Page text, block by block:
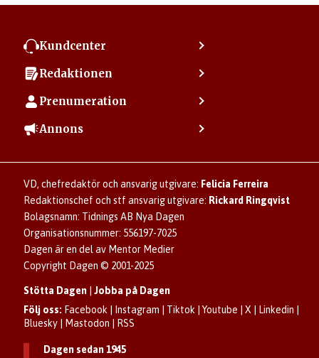
Kundcenter
Min sida
Vanliga frågor
Användarvillkor
Redaktionen
Tipsa Dagen
Vill du debattera i Dagen?
Dagen förklarar
Upphovsrätt och AI
Om Dagen
Prenumeration
Så skapar du ett konto
Dagen som taltidningen
Senaste numret av eDagen
Dagens arkiv
Annons
Annonsera
Familjeannonser
Se dödsannonser/minnesrum
Anmäl störande/felaktig annons
VD, chefredaktör och ansvarig utgivare: Felicia Ferreira
Redaktionschef och stf ansvarig utgivare: Rickard Ringqvist
Bolagsnamn: Tidnings AB Nya Dagen
Organisationsnummer: 556197-7025
Dagen är en del av Mentor Medier
Copyright Dagen © 2001-2025
Stötta Dagen |Jobba på Dagen
Följ oss: Facebook Instagram Tiktok |Youtube |X Linkedin
Bluesky
Mastodon RSS
Dagen sedan 1945